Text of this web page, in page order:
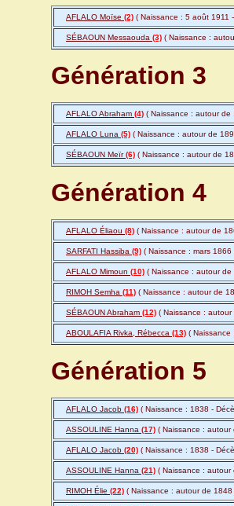
AFLALO Moïse (2) ( Naissance : 5 août 1911
SÉBAOUN Messaouda (3) ( Naissance :
Génération 3
AFLALO Abraham (4) ( Naissance : autour
AFLALO Luna (5) ( Naissance : autour de
SÉBAOUN Meïr(6) ( Naissance : autour de
Génération 4
AFLALO Éliaou (8) ( Naissance : autour de
SARFATI Hassiba (9) ( Naissance : mars
AFLALO Mimoun (10) ( Naissance : autour
RIMOH Semha (11) ( Naissance : autour de
SÉBAOUN Abraham (12) ( Naissance :
ABOULAFIA Rivka, Rébecca (13) (
Génération 5
AFLALO Jacob (16) ( Naissance : 1838 -
ASSOULINE Hanna (17) ( Naissance :
AFLALO Jacob (20) ( Naissance : 1838 -
ASSOULINE Hanna (21) ( Naissance :
RIMOH Élie (22) ( Naissance : autour de 1848